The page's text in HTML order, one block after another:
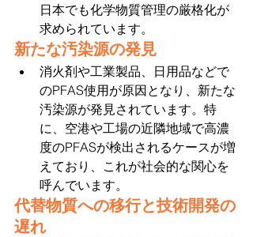
日本でも化学物質管理の厳格化が
求められています。
新たな汚染源の発見
消火剤や工業製品、日用品などで
のPFAS使用が原因となり、新たな
汚染源が発見されています。特
に、空港や工場の近隣地域で高濃
度のPFASが検出されるケースが増
えており、これが社会的な関心を
呼んでいます。
代替物質への移行と技術開発の
遅れ